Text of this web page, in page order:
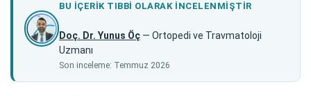
BU IÇERIK TIBBI OLARAK INCELENMIŞTIR
Doç. Dr. Yunus Öç — Ortopedi ve Travmatoloji
Uzmanı
Son inceleme: Temmuz 2026